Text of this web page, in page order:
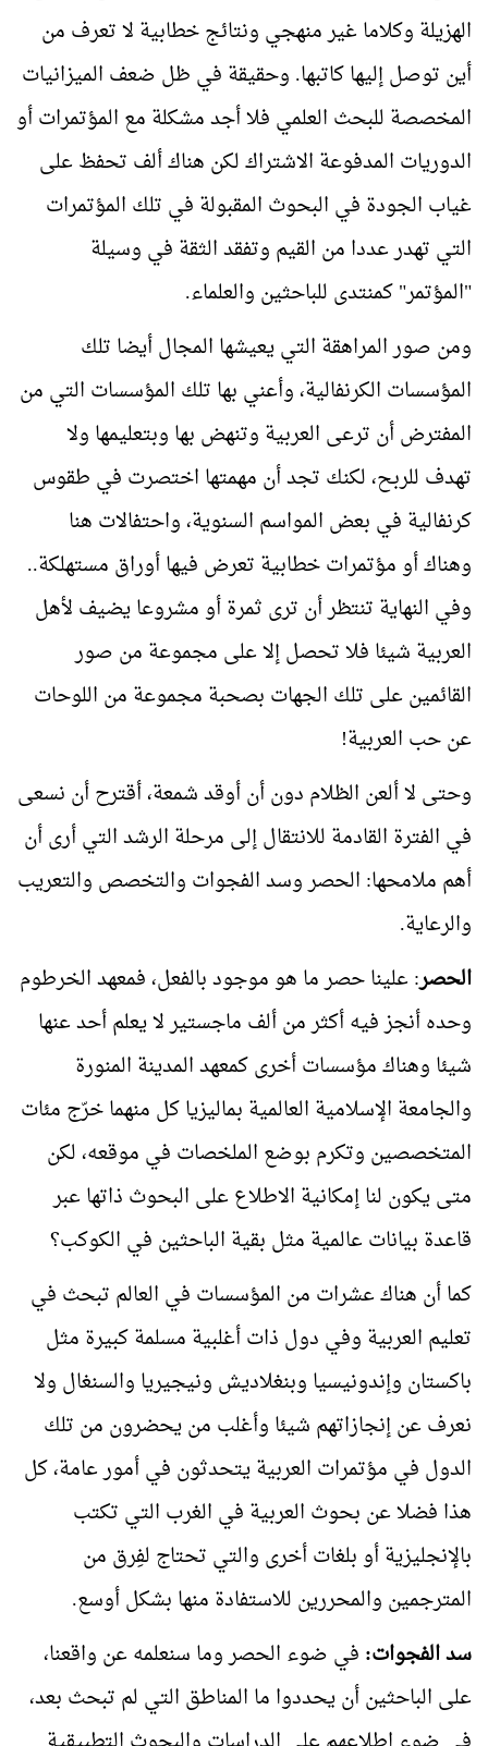
الهزيلة وكلاما غير منهجي ونتائج خطابية لا تعرف من
أين توصل إليها كاتبها. وحقيقة في ظل ضعف الميزانيات
المخصصة للبحث العلمي فلا أجد مشكلة مع المؤتمرات أو
الدوريات المدفوعة الاشتراك لكن هناك ألف تحفظ على
غياب الجودة في البحوث المقبولة في تلك المؤتمرات
التي تهدر عددا من القيم وتفقد الثقة في وسيلة
"المؤتمر" كمنتدى للباحثين والعلماء.
ومن صور المراهقة التي يعيشها المجال أيضا تلك
المؤسسات الكرنفالية، وأعني بها تلك المؤسسات التي من
المفترض أن ترعى العربية وتنهض بها وبتعليمها ولا
تهدف للربح، لكنك تجد أن مهمتها اختصرت في طقوس
كرنفالية في بعض المواسم السنوية، واحتفالات هنا
وهناك أو مؤتمرات خطابية تعرض فيها أوراق مستهلكة..
وفي النهاية تنتظر أن ترى ثمرة أو مشروعا يضيف لأهل
العربية شيئا فلا تحصل إلا على مجموعة من صور
القائمين على تلك الجهات بصحبة مجموعة من اللوحات
عن حب العربية!
وحتى لا ألعن الظلام دون أن أوقد شمعة، أقترح أن نسعى
في الفترة القادمة للانتقال إلى مرحلة الرشد التي أرى أن
أهم ملامحها: الحصر وسد الفجوات والتخصص والتعريب
والرعاية.
الحصر: علينا حصر ما هو موجود بالفعل، فمعهد الخرطوم
وحده أنجز فيه أكثر من ألف ماجستير لا يعلم أحد عنها
شيئا وهناك مؤسسات أخرى كمعهد المدينة المنورة
والجامعة الإسلامية العالمية بماليزيا كل منهما خرّج مئات
المتخصصين وتكرم بوضع الملخصات في موقعه، لكن
متى يكون لنا إمكانية الاطلاع على البحوث ذاتها عبر
قاعدة بيانات عالمية مثل بقية الباحثين في الكوكب؟
كما أن هناك عشرات من المؤسسات في العالم تبحث في
تعليم العربية وفي دول ذات أغلبية مسلمة كبيرة مثل
باكستان وإندونيسيا وبنغلاديش ونيجيريا والسنغال ولا
نعرف عن إنجازاتهم شيئا وأغلب من يحضرون من تلك
الدول في مؤتمرات العربية يتحدثون في أمور عامة، كل
هذا فضلا عن بحوث العربية في الغرب التي تكتب
بالإنجليزية أو بلغات أخرى والتي تحتاج لفِرق من
المترجمين والمحررين للاستفادة منها بشكل أوسع.
سد الفجوات: في ضوء الحصر وما سنعلمه عن واقعنا،
على الباحثين أن يحددوا ما المناطق التي لم تبحث بعد،